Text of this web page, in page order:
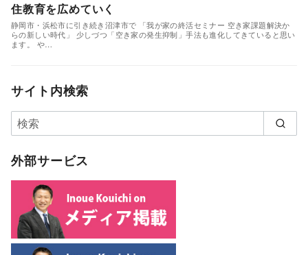
住教育を広めていく
静岡市・浜松市に引き続き沼津市で 「我が家の終活セミナー 空き家課題解決か
らの新しい時代」 少しづつ「空き家の発生抑制」手法も進化してきていると思い
ます。 や…
サイト内検索
外部サービス